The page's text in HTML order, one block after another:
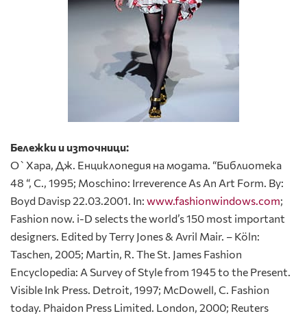
Бележки и източници:
О`Хара, Дж. Енциклопедия на модата. “Библиотека
48 “, С., 1995; Moschino: Irreverence As An Art Form. By:
Boyd Davisр 22.03.2001. In: www.fashionwindows.com;
Fashion now. i-D selects the world’s 150 most important
designers. Edited by Terry Jones & Avril Mair. – Köln:
Taschen, 2005; Martin, R. The St. James Fashion
Encyclopedia: A Survey of Style from 1945 to the Present.
Visible Ink Press. Detroit, 1997; McDowell, C. Fashion
today. Phaidon Press Limited. London, 2000; Reuters